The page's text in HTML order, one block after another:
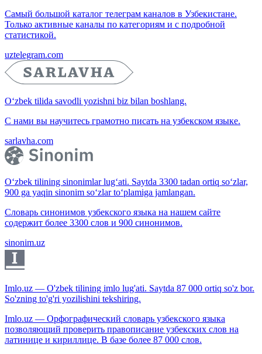
Самый большой каталог телеграм каналов в Узбекистане.
Только активные каналы по категориям и с подробной
статистикой.
uztelegram.com
O‘zbek tilida savodli yozishni biz bilan boshlang.
С нами вы научитесь грамотно писать на узбекском языке.
sarlavha.com
O‘zbek tilining sinonimlar lug‘ati. Saytda 3300 tadan ortiq so‘zlar,
900 ga yaqin sinonim so‘zlar to‘plamiga jamlangan.
Словарь синонимов узбекского языка на нашем сайте
содержит более 3300 слов и 900 синонимов.
sinonim.uz
Imlo.uz — O'zbek tilining imlo lug'ati. Saytda 87 000 ortiq so'z bor.
So'zning to'g'ri yozilishini tekshiring.
Imlo.uz — Орфографический словарь узбекского языка
позволяющий проверить правописание узбекских слов на
латинице и кириллице. В базе более 87 000 слов.